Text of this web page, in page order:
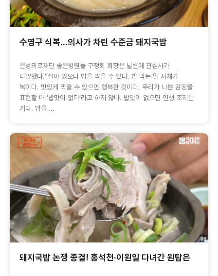
수영구 식복...의사가 차린 수준급 돼지국밥
은성의료재단 좋은병원들 구정회 회장은 달변에 관심사가
다양했다.“살아 있으니 밥을 먹을 수 있다. 밥 먹는 일 자체가
복이다. 맛있게 먹을 수 있으면 행복한 것이다. 우리가 나쁜 감정을
표현할 때 ‘밥맛이 없다’라고 하지 않나. 밥맛이 없으면 인생 조지는
거다. 밥을 ...
돼지국밥 논쟁 종결! 홍석천·이원일 다녀간 원탑은